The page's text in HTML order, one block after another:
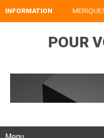
INFORMATION
NOS LIVRES
POUR